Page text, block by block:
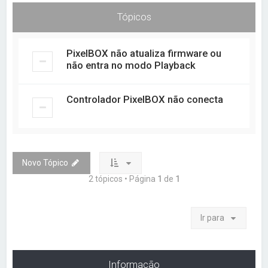
a
Tópicos
PixelBOX não atualiza firmware ou
não entra no modo Playback
Controlador PixelBOX não conecta
Novo Tópico
2 tópicos • Página 1 de 1
Ir para
Informação